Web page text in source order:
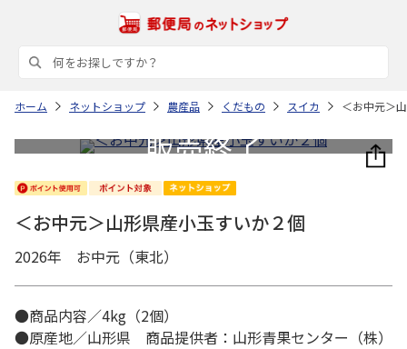
ホーム ネットショップ 農産品 くだもの スイカ ＜お中元＞
＜お中元＞山形県産小玉すいか２個
2026年 お中元（東北）
●商品内容／4kg（2個）
●原産地／山形県 商品提供者：山形青果センター（株）